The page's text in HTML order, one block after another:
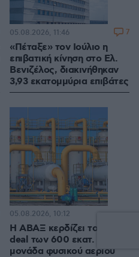
«Πέταξε» τον Ιούλιο η
επιβατική κίνηση στο Ελ.
Βενιζέλος, διακινήθηκαν
3,93 εκατομμύρια επιβάτες
05.08.2026, 11:46 7
Η ΑΒΑΞ κερδίζει το mega
deal των 600 εκατ. για τη
μονάδα φυσικού αερίου
05.08.2026, 10:12